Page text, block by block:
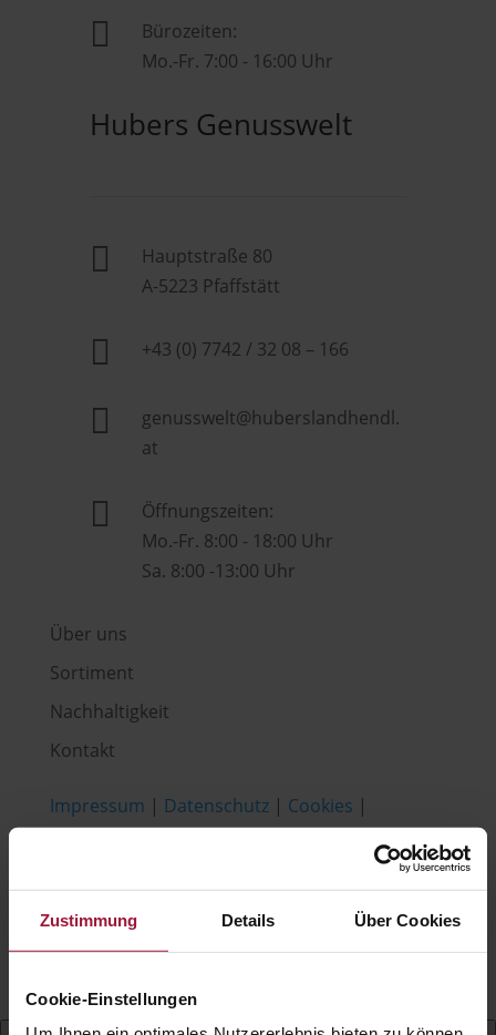
Zustimmung Details Über Cookies
Cookie-Einstellungen

Bürozeiten:
Mo.-Fr. 7:00 - 16:00 Uhr
Hubers Genusswelt

Hauptstraße 80
A-5223 Pfaffstätt
 +43 (0) 7742 / 32 08 – 166

genusswelt@huberslandhendl.
at

Öffnungszeiten:
Mo.-Fr. 8:00 - 18:00 Uhr
Sa. 8:00 -13:00 Uhr
Über uns
Sortiment
Nachhaltigkeit
Kontakt
Impressum | Datenschutz| Cookies |
Barrierefreiheit
Copyright © Hubers Landhendl | Webdesign
byAufwind Werbeagentur
Gefördert mit Mitteln aus dem Zukunftsfonds
„Arbeit Menschen Digital" der AK